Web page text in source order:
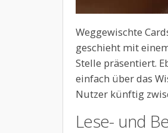
Weggewischte
geschieht mit
Stelle präsentiert.
einfach über das
Nutzer künftig
Lese- und